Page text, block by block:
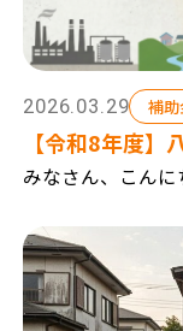
2026.03.29 補
【令和8年度
補助金はもら
みなさん、こん
る「千葉スピー
利便性の高い都